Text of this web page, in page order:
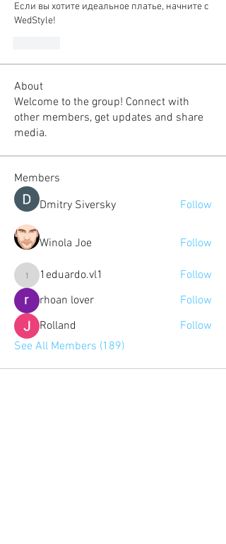
Если вы хотите идеальное платье, начните с
WedStyle!
About
Welcome to the group! Connect with
other members, get updates and share
media.
Members
Dmitry Siversky
Follow
Winola Joe Follow
1eduardo.vl1
1eduardo.vl1
Follow
rhoan lover
Follow
Rolland
Follow
See All Members (189)